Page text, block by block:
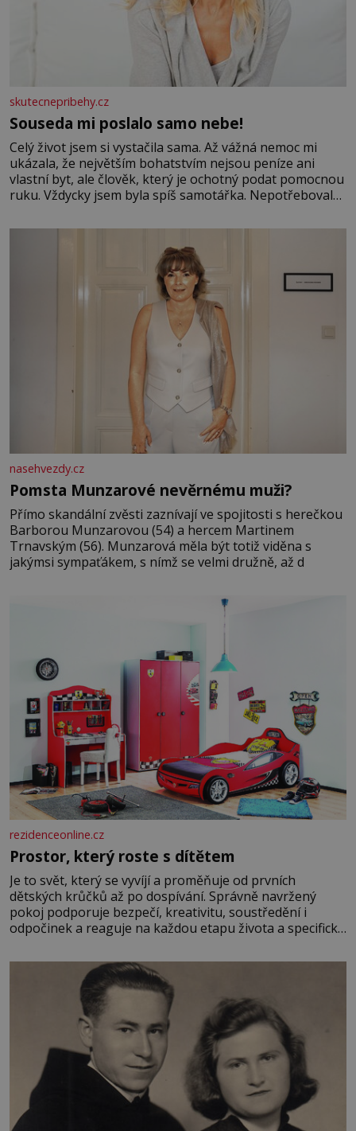
skutecnepribehy.cz
Souseda mi poslalo samo nebe!
Celý život jsem si vystačila sama. Až vážná nemoc mi
ukázala, že největším bohatstvím nejsou peníze ani
vlastní byt, ale člověk, který je ochotný podat pomocnou
ruku. Vždycky jsem byla spíš samotářka. Nepotřebovala
mi knihy, práce a hlavně klid. Hned po studiích jsem
nasehvezdy.cz
Pomsta Munzarové nevěrnému muži?
Přímo skandální zvěsti zaznívají ve spojitosti s herečkou
Barborou Munzarovou (54) a hercem Martinem
Trnavským (56). Munzarová měla být totiž viděna s
jakýmsi sympaťákem, s nímž se velmi družně, až d
rezidenceonline.cz
Prostor, který roste s dítětem
Je to svět, který se vyvíjí a proměňuje od prvních
dětských krůčků až po dospívání. Správně navržený
pokoj podporuje bezpečí, kreativitu, soustředění i
odpočinek a reaguje na každou etapu života a specifické
měkkost a bezpečí, proto by pokoj miminka měl působit
především klidně a útulně. Předškolní věk je